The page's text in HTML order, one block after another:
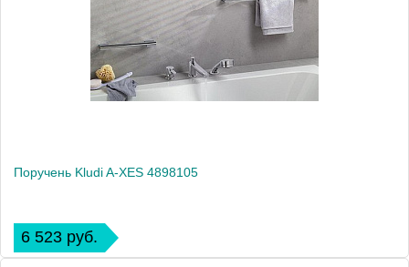
Поручень Kludi A-XES 4898105
6 523 руб.